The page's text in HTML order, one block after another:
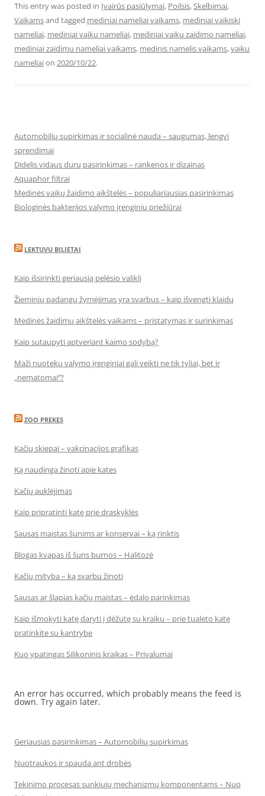
This entry was posted in Įvairūs pasiūlymai, Poilsis,Skelbimai,
Vaikamsand tagged mediniai nameliai vaikams, mediniai vaikiski
nameliai, mediniai vaiku nameliai, mediniai vaiku zaidimo nameliai,
mediniai zaidimu nameliai vaikams, medinis namelis vaikams,vaiku
nameliaion 2020/10/22.
Automobilių supirkimas ir socialinė nauda – saugumas, lengvi
sprendimai
Didelis vidaus durų pasirinkimas – rankenos ir dizainas
Aquaphor filtrai
Medinės vaikų žaidimo aikštelės – populiariausias pasirinkimas
Biologinės bakterijos valymo įrenginių priežiūrai
LEKTUVU BILIETAI
Kaip išsirinkti geriausią pelėsio valiklį
Žieminių padangų žymėjimas yra svarbus – kaip išvengti klaidų
Medinės žaidimų aikštelės vaikams – pristatymas ir surinkimas
Kaip sutaupyti aptveriant kaimo sodybą?
Maži nuotekų valymo įrenginiai gali veikti ne tik tyliai, bet ir
„nematomai‘‘?
ZOO PREKES
Kačių skiepai – vakcinacijos grafikas
Ką naudinga žinoti apie kates
Kačių auklėjimas
Kaip pripratinti katę prie draskyklės
Sausas maistas šunims ar konservai – ką rinktis
Blogas kvapas iš šuns burnos – Halitozė
Kačių mityba – ką svarbu žinoti
Sausas ar šlapias kačių maistas – ėdalo parinkimas
Kaip išmokyti katę daryti į dėžutę su kraiku – prie tualeto katę
pratinkite su kantrybe
Kuo ypatingas Silikoninis kraikas – Privalumai
An error has occurred, which probably means the feed is
down. Try again later.
Geriausias pasirinkimas – Automobilių supirkimas
Nuotraukos ir spauda ant drobės
Tekinimo procesas sunkiųjų mechanizmų komponentams – Nuo